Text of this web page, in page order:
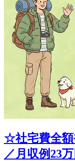
☆社宅費全
／月収例23